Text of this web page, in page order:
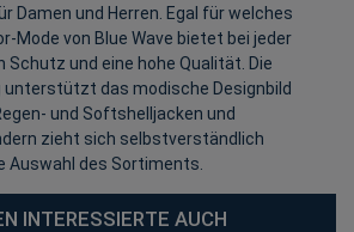
Damen und Herren. Egal für welches
Mode von Blue Wave bietet bei jeder
und eine hohe Qualität. Die
unterstützt das modische Designbild
und Softshelljacken und
zieht sich selbstverständlich
Auswahl des Sortiments.
INTERESSIERTE AUCH